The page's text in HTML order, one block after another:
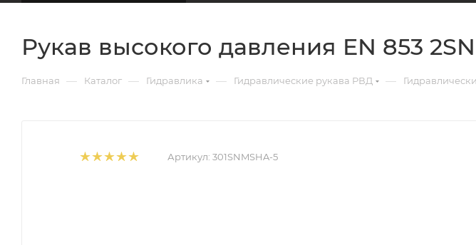
Рукав высокого давления EN 853
Главная — Каталог — Гидравлика — Гидравлические рукава РВД —
Артикул: 301SNMSHA-5